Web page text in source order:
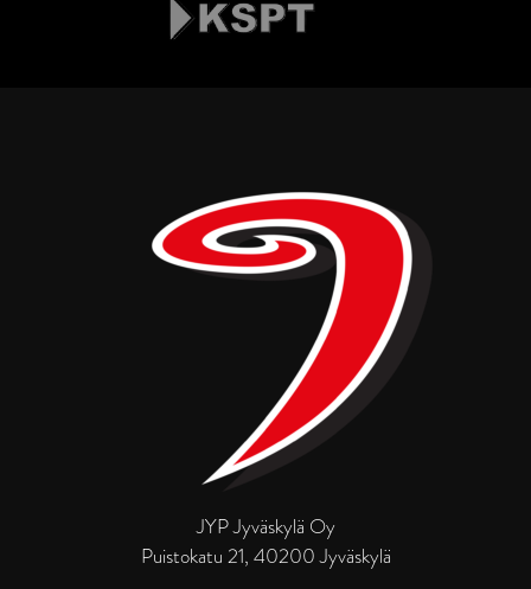
JYP Jyväskylä Oy
Puistokatu 21, 40200 Jyväskylä